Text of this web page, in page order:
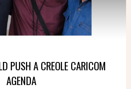
PUSH A CREOLE CARICOM
AGENDA